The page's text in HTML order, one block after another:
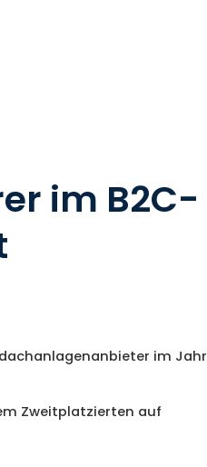
im B2C-
im Jahr
Zweitplatzierten auf